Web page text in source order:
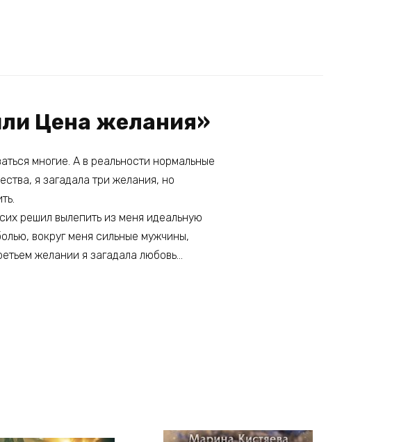
Цена желания»
многие. А в реальности нормальные
я загадала три желания, но
решил вылепить из меня идеальную
вокруг меня сильные мужчины,
желании я загадала любовь…